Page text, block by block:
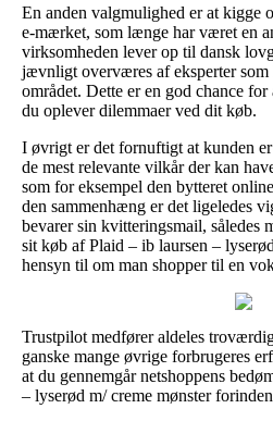
En anden valgmulighed er at kigge
e-mærket, som længe har været en
virksomheden lever op til dansk
jævnligt overværes af eksperter som
området. Dette er en god chance
du oplever dilemmaer ved dit køb.
I øvrigt er det fornuftigt at kunden
de mest relevante vilkår der kan
som for eksempel den bytteret
den sammenhæng er det ligeledes
bevarer sin kvitteringsmail, således
sit køb af Plaid – ib laursen –
hensyn til om man shopper til en
Trustpilot medfører aldeles
ganske mange øvrige forbrugeres
at du gennemgår netshoppens
– lyserød m/ creme mønster